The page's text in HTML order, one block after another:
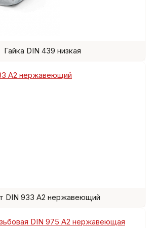
Гайка DIN 439 низкая
DIN 933 A2 нержавеющий